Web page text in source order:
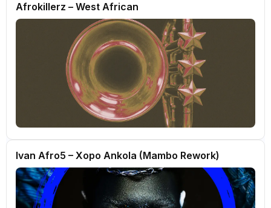
Afrokillerz – West African
Ivan Afro5 – Xopo Ankola (Mambo Rework)